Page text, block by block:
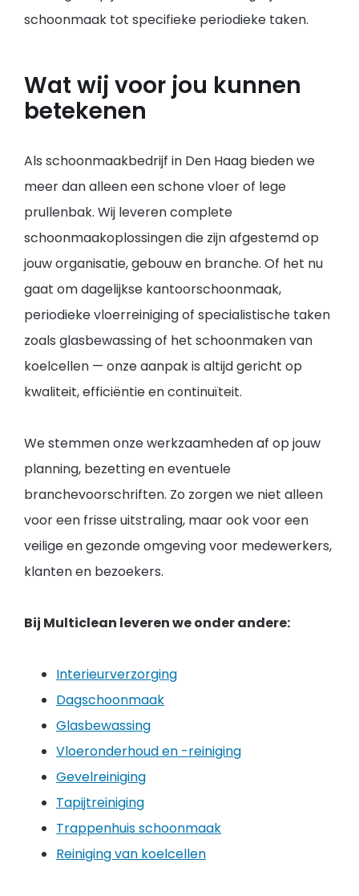
schoonmaak tot specifieke periodieke taken.
Wat wij voor jou kunnen
betekenen
Als schoonmaakbedrijf in Den Haag bieden we
meer dan alleen een schone vloer of lege
prullenbak. Wij leveren complete
schoonmaakoplossingen die zijn afgestemd op
jouw organisatie, gebouw en branche. Of het nu
gaat om dagelijkse kantoorschoonmaak,
periodieke vloerreiniging of specialistische taken
zoals glasbewassing of het schoonmaken van
koelcellen — onze aanpak is altijd gericht op
kwaliteit, efficiëntie en continuïteit.
We stemmen onze werkzaamheden af op jouw
planning, bezetting en eventuele
branchevoorschriften. Zo zorgen we niet alleen
voor een frisse uitstraling, maar ook voor een
veilige en gezonde omgeving voor medewerkers,
klanten en bezoekers.
Bij Multiclean leveren we onder andere:
Interieurverzorging
Dagschoonmaak
Glasbewassing
Vloeronderhoud en -reiniging
Gevelreiniging
Tapijtreiniging
Trappenhuis schoonmaak
Reiniging van koelcellen